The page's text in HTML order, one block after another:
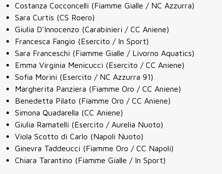
Costanza Cocconcelli (Fiamme Gialle / NC Azzurra)
Sara Curtis (CS Roero)
Giulia D'Innocenzo (Carabinieri / CC Aniene)
Francesca Fangio (Esercito / In Sport)
Sara Franceschi (Fiamme Gialle / Livorno Aquatics)
Emma Virginia Menicucci (Esercito / CC Aniene)
Sofia Morini (Esercito / NC Azzurra 91)
Margherita Panziera (Fiamme Oro / CC Aniene)
Benedetta Pilato (Fiamme Oro / CC Aniene)
Simona Quadarella (CC Aniene)
Giulia Ramatelli (Esercito / Aurelia Nuoto)
Viola Scotto di Carlo (Napoli Nuoto)
Ginevra Taddeucci (Fiamme Oro / CC Napoli)
Chiara Tarantino (Fiamme Gialle / In Sport)